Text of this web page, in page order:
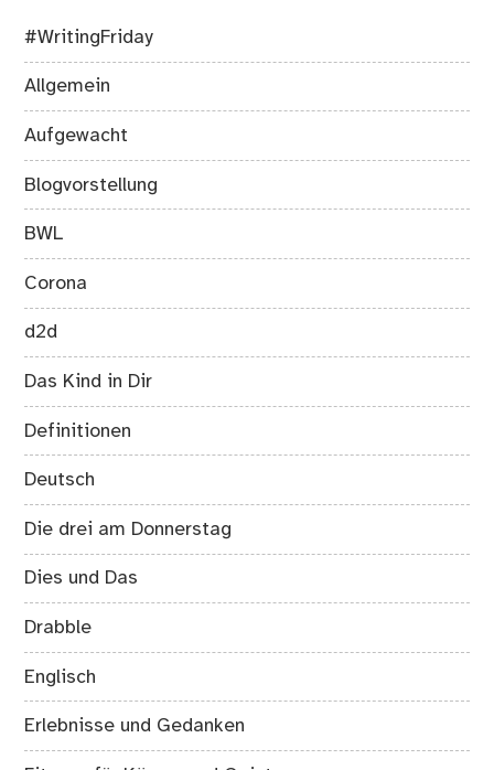
#WritingFriday
Allgemein
Aufgewacht
Blogvorstellung
BWL
Corona
d2d
Das Kind in Dir
Definitionen
Deutsch
Die drei am Donnerstag
Dies und Das
Drabble
Englisch
Erlebnisse und Gedanken